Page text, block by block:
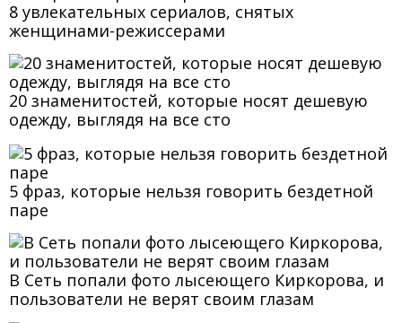
8 увлекательных сериалов, снятых
женщинами-режиссерами
20 знаменитостей, которые носят дешевую
одежду, выглядя на все сто
5 фраз, которые нельзя говорить бездетной
паре
В Сеть попали фото лысеющего Киркорова, и
пользователи не верят своим глазам